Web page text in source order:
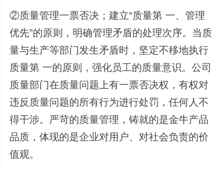
②质量管理一票否决；建立“质量第 一、管理
优先”的原则，明确管理矛盾的处理次序。当质
量与生产等部门发生矛盾时，坚定不移地执行
质量第 一的原则，强化员工的质量意识。公司
质量部门在质量问题上有一票否决权，有权对
违反质量问题的所有行为进行处罚，任何人不
得干涉。严苛的质量管理，铸就的是金牛产品
品质，体现的是企业对用户、对社会负责的价
值观。